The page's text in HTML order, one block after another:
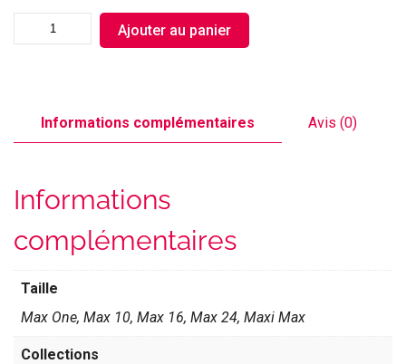
Ajouter au panier
Informations complémentaires Avis (0)
Informations
complémentaires
Taille
Max One, Max 10, Max 16, Max 24, Maxi Max
Collections